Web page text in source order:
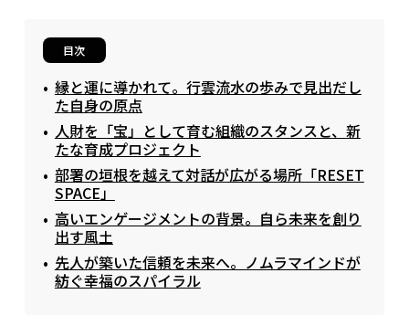
目次
縁と運に導かれて。行雲流水の歩みで見出だし
た自身の原点
人財を「宝」として育む組織のスタンスと、新
たな育成プロジェクト
部署の垣根を越えて対話が広がる場所「RESET
SPACE」
高いエンゲージメントの背景。自ら未来を創り
出す風土
先人が築いた信頼を未来へ。ノムラマインドが
紡ぐ幸福のスパイラル